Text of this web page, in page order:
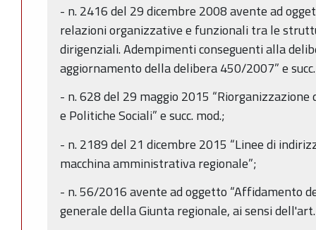
- n. 2416 del 29 dicembre 2008 avente ad
relazioni organizzative e funzionali tra le
dirigenziali. Adempimenti conseguenti alla
aggiornamento della delibera 450/2007” e
- n. 628 del 29 maggio 2015
e Politiche Sociali” e succ. mod.;
- n. 2189 del 21 dicembre 2015 “Linee di
macchina amministrativa regionale”;
- n. 56/2016 avente ad oggetto “Affidamento
generale della Giunta regionale, ai sensi